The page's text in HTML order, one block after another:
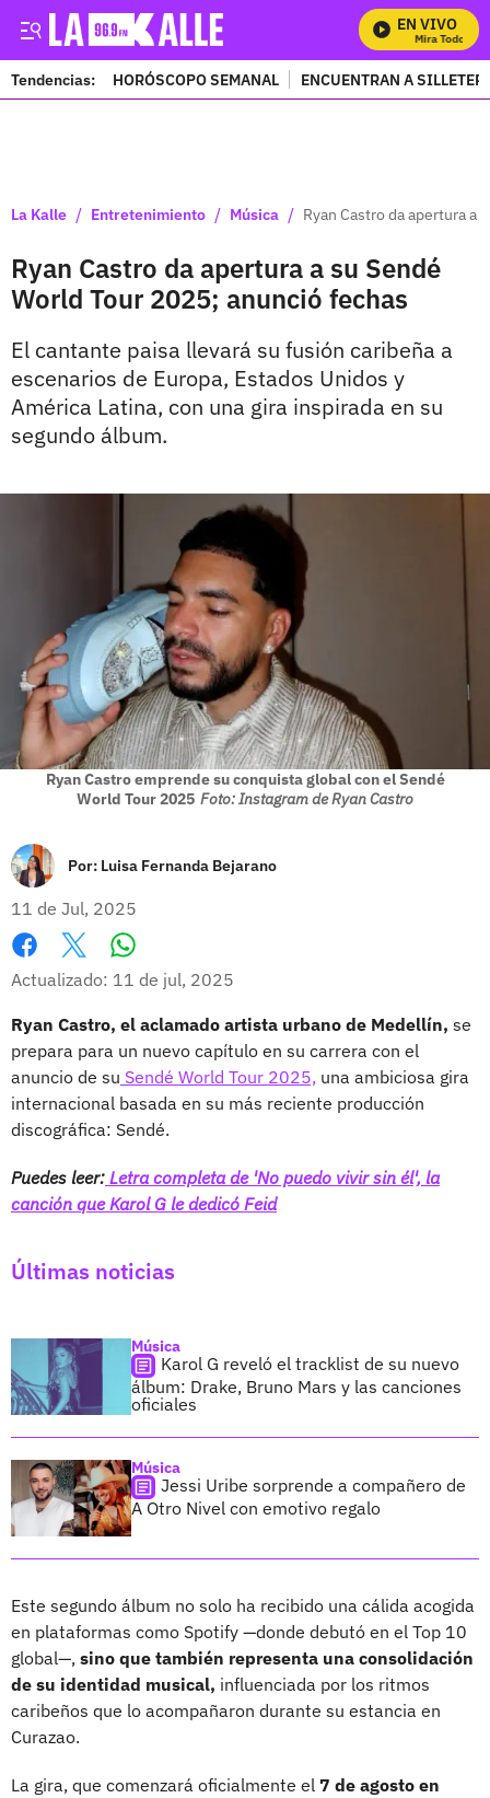
EN VIVO
Mira Todos
Tendencias: HORÓSCOPO SEMANAL ENCUENTRAN A
La Kalle / Entretenimiento / Música / Ryan Castro da apertura a
Ryan Castro da apertura a su Sendé
World Tour 2025; anunció fechas
El cantante paisa llevará su fusión caribeña a
escenarios de Europa, Estados Unidos y
América Latina, con una gira inspirada en su
segundo álbum.
Ryan Castro emprende su conquista global con el Sendé
World Tour 2025 Foto: Instagram de Ryan Castro
Por: Luisa Fernanda Bejarano
11 de Jul, 2025
Facebook
X
Actualizado: 11 de jul, 2025
Ryan Castro, el aclamado artista urbano de Medellín, se
prepara para un nuevo capítulo en su carrera con el
anuncio de su Sendé World Tour 2025, una ambiciosa gira
internacional basada en su más reciente producción
discográfica: Sendé.
Puedes leer: Letra completa de 'No puedo vivir sin él', la
canción que Karol G le dedicó Feid
Últimas noticias
Música
Karol G reveló el tracklist de su nuevo
álbum: Drake, Bruno Mars y las canciones
oficiales
Música
Jessi Uribe sorprende a compañero de
A Otro Nivel con emotivo regalo
Este segundo álbum no solo ha recibido una cálida acogida
en plataformas como Spotify —donde debutó en el Top 10
global—, sino que también representa una consolidación
de su identidad musical, influenciada por los ritmos
caribeños que lo acompañaron durante su estancia en
Curazao.
La gira, que comenzará oficialmente el 7 de agosto en